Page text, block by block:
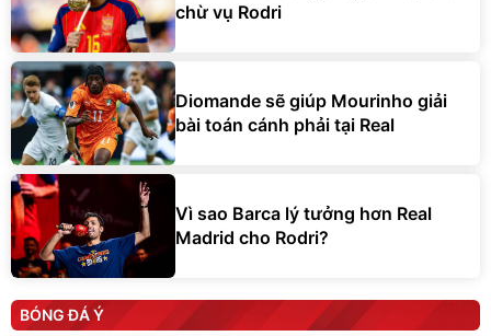
chừ vụ Rodri
Diomande sẽ giúp Mourinho giải
bài toán cánh phải tại Real
Vì sao Barca lý tưởng hơn Real
Madrid cho Rodri?
BÓNG ĐÁ Ý